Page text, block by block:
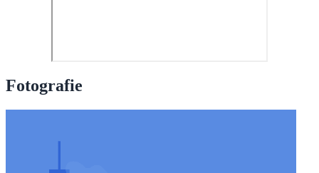
Fotografie